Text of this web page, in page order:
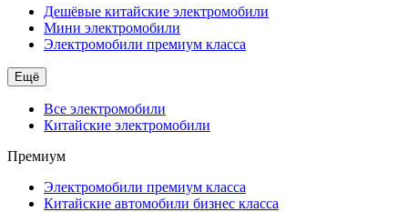
Дешёвые китайские электромобили
Мини электромобили
Электромобили премиум класса
Ещё
Все электромобили
Китайские электромобили
Премиум
Электромобили премиум класса
Китайские автомобили бизнес класса